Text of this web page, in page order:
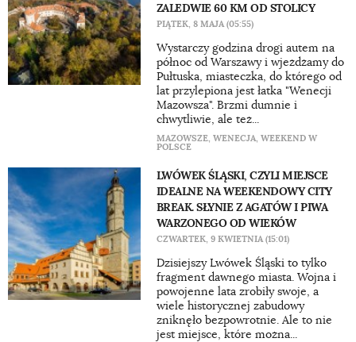
ZALEDWIE 60 KM OD STOLICY
PIĄTEK, 8 MAJA (05:55)
Wystarczy godzina drogi autem na
północ od Warszawy i wjeżdżamy do
Pułtuska, miasteczka, do którego od
lat przylepiona jest łatka "Wenecji
Mazowsza". Brzmi dumnie i
chwytliwie, ale też...
MAZOWSZE, WENECJA, WEEKEND W
POLSCE
LWÓWEK ŚLĄSKI, CZYLI MIEJSCE
IDEALNE NA WEEKENDOWY CITY
BREAK. SŁYNIE Z AGATÓW I PIWA
WARZONEGO OD WIEKÓW
CZWARTEK, 9 KWIETNIA (15:01)
Dzisiejszy Lwówek Śląski to tylko
fragment dawnego miasta. Wojna i
powojenne lata zrobiły swoje, a
wiele historycznej zabudowy
zniknęło bezpowrotnie. Ale to nie
jest miejsce, które można...